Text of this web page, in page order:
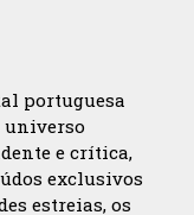
portuguesa
universo
e crítica,
exclusivos
estreias, os